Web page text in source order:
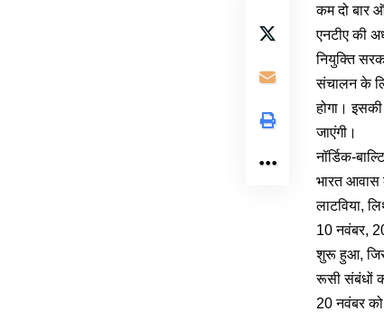
कम दो बार
एनटीए की
नियुक्‍ति
संचालन के
होगा।
जाएंगी।
नॉर्डिक-
भारत आवास
लाटविया,
10 नवंबर,
शुरू हुआ,
रूसी संबंधों
20 नवंबर